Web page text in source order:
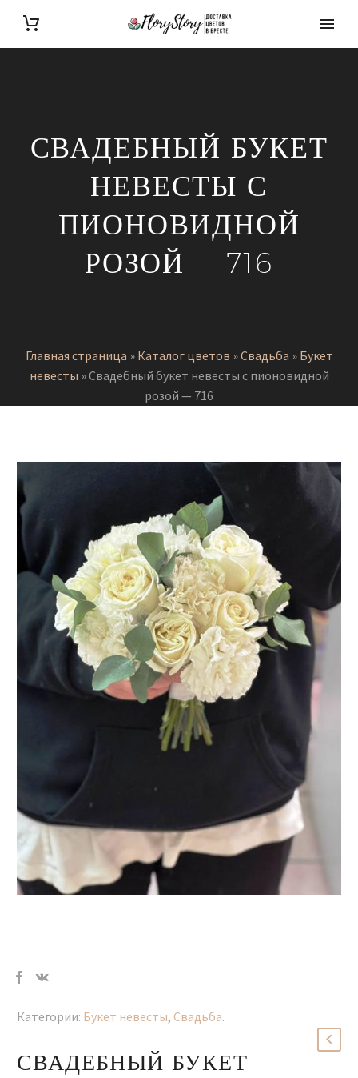
СВАДЕБНЫЙ БУКЕТ
НЕВЕСТЫ С
ПИОНОВИДНОЙ
РОЗОЙ — 716
Главная страница » Каталог цветов »Свадьба » Букет
невесты »Свадебный букет невесты с пионовидной
розой — 716
Категории: Букет невесты, Свадьба.
СВАДЕБНЫЙ БУКЕТ